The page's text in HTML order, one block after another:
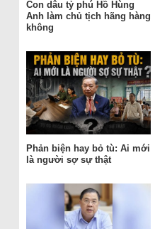
Con dâu tỷ phú Hồ Hùng
Anh làm chủ tịch hãng hàng
không
Phản biện hay bỏ tù: Ai mới
là người sợ sự thật